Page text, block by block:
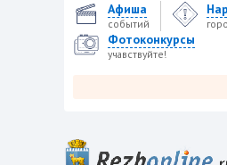
Афиша
событий
Фотоконкурсы
учавствуйте!